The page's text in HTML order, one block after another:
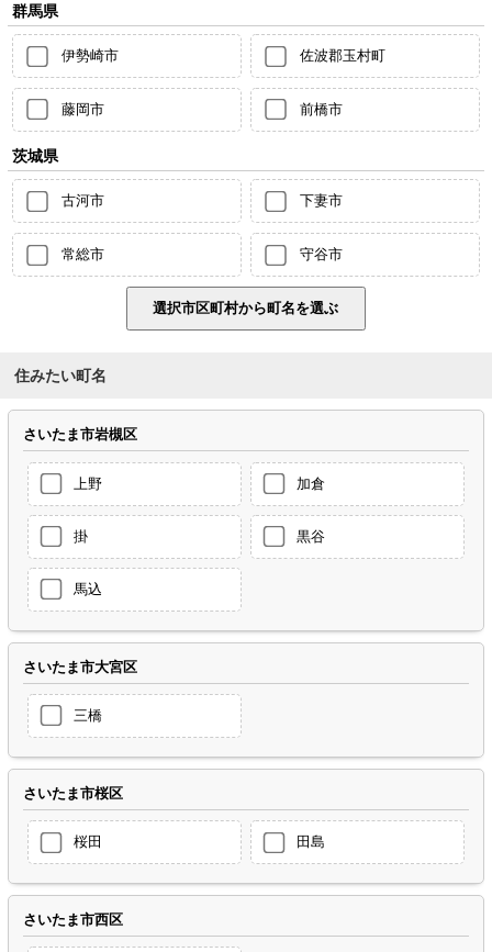
群馬県
伊勢崎市 佐波郡玉村町
藤岡市 前橋市
茨城県
古河市 下妻市
常総市 守谷市
住みたい町名
さいたま市岩槻区
上野 加倉
掛 黒谷
馬込
さいたま市大宮区
三橋
さいたま市桜区
桜田 田島
さいたま市西区